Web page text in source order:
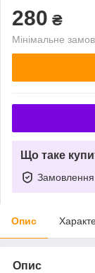
280 ₴
Мінімальне
Що таке
Замовлення
Опис
Опис